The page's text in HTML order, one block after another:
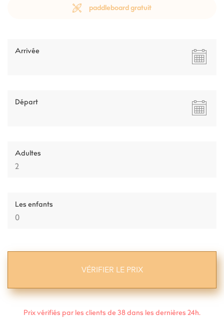
paddleboard gratuit
Arrivée
Départ
Adultes
Les enfants
Prix vérifiés par les clients de 38 dans les dernières 24h.